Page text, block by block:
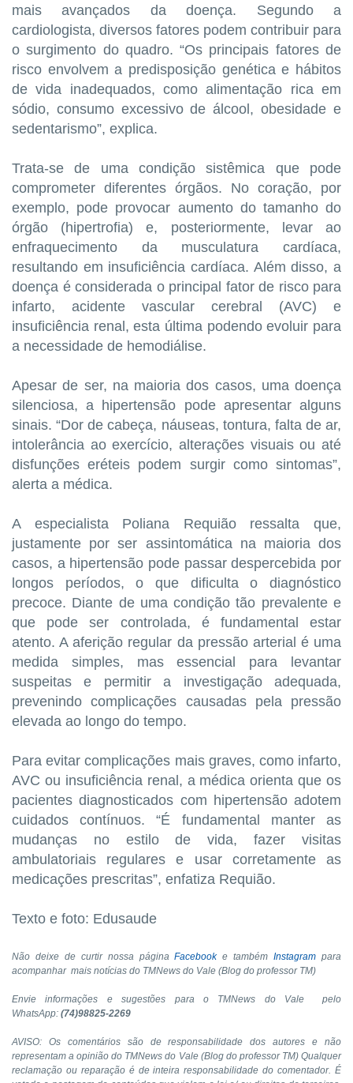
mais avançados da doença. Segundo a
cardiologista, diversos fatores podem contribuir para
o surgimento do quadro. “Os principais fatores de
risco envolvem a predisposição genética e hábitos
de vida inadequados, como alimentação rica em
sódio, consumo excessivo de álcool, obesidade e
sedentarismo”, explica.
Trata-se de uma condição sistêmica que pode
comprometer diferentes órgãos. No coração, por
exemplo, pode provocar aumento do tamanho do
órgão (hipertrofia) e, posteriormente, levar ao
enfraquecimento da musculatura cardíaca,
resultando em insuficiência cardíaca. Além disso, a
doença é considerada o principal fator de risco para
infarto, acidente vascular cerebral (AVC) e
insuficiência renal, esta última podendo evoluir para
a necessidade de hemodiálise.
Apesar de ser, na maioria dos casos, uma doença
silenciosa, a hipertensão pode apresentar alguns
sinais. “Dor de cabeça, náuseas, tontura, falta de ar,
intolerância ao exercício, alterações visuais ou até
disfunções eréteis podem surgir como sintomas”,
alerta a médica.
A especialista Poliana Requião ressalta que,
justamente por ser assintomática na maioria dos
casos, a hipertensão pode passar despercebida por
longos períodos, o que dificulta o diagnóstico
precoce. Diante de uma condição tão prevalente e
que pode ser controlada, é fundamental estar
atento. A aferição regular da pressão arterial é uma
medida simples, mas essencial para levantar
suspeitas e permitir a investigação adequada,
prevenindo complicações causadas pela pressão
elevada ao longo do tempo.
Para evitar complicações mais graves, como infarto,
AVC ou insuficiência renal, a médica orienta que os
pacientes diagnosticados com hipertensão adotem
cuidados contínuos. “É fundamental manter as
mudanças no estilo de vida, fazer visitas
ambulatoriais regulares e usar corretamente as
medicações prescritas”, enfatiza Requião.
Texto e foto: Edusaude
Não deixe de curtir nossa páginaFacebooke tambémInstagram para
acompanhar mais notícias do TMNews do Vale (Blog do professor TM)
Envie informações e sugestões para o TMNews do Vale pelo
WhatsApp: (74)98825-2269
AVISO: Os comentários são de responsabilidade dos autores e não
representam a opinião do TMNews do Vale (Blog do professor TM) Qualquer
reclamação ou reparação é de inteira responsabilidade do comentador. É